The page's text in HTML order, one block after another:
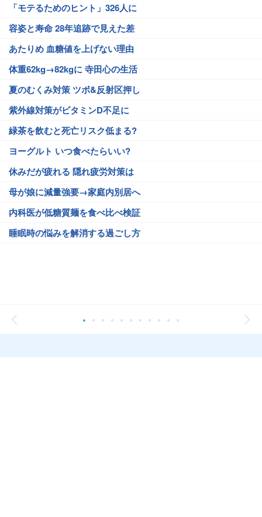
「モテるためのヒント」326人に
容姿と寿命 28年追跡で見えた差
あたりめ 血糖値を上げない理由
体重62kg→82kgに 寺田心の生活
夏のむくみ対策 ツボ&反射区押し
紫外線対策がビタミンD不足に
緑茶を飲むと死亡リスク低まる?
ヨーグルト いつ食べたらいい?
休みだが疲れる 隠れ疲労対策は
母が娘に減量強要→家庭内別居へ
内科医が低糖質麺を食べ比べ検証
睡眠時の悩みを解消する過ごし方